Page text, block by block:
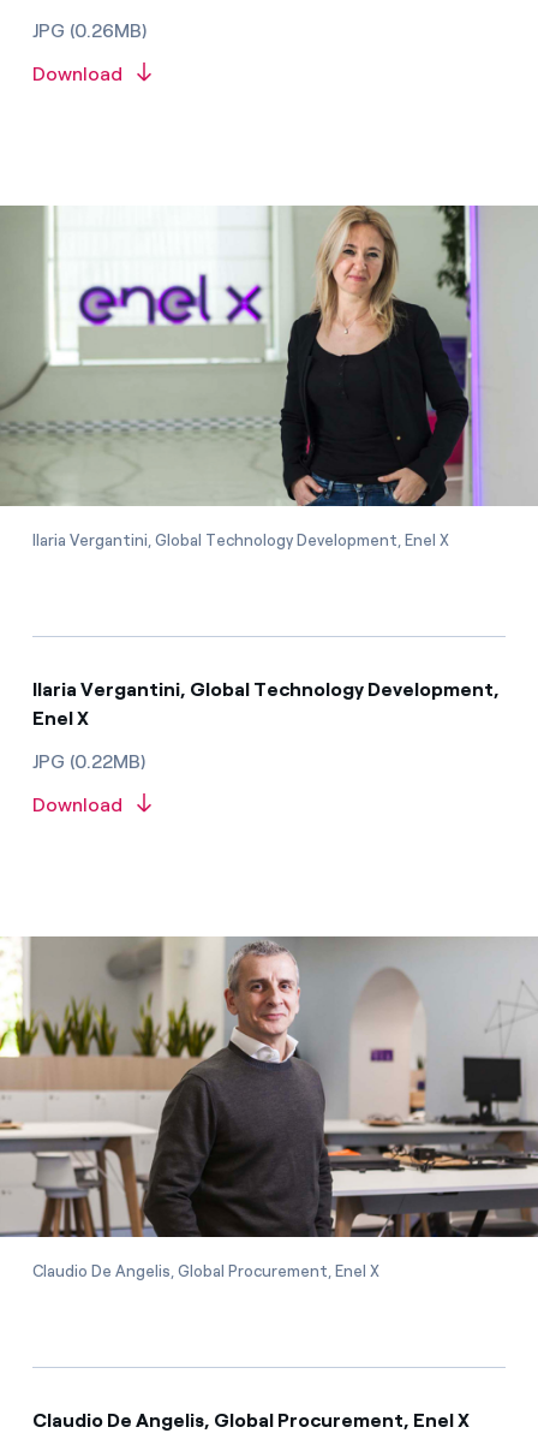
JPG (0.26MB)
Download
Ilaria Vergantini, Global Technology Development, Enel X
Ilaria Vergantini, Global Technology Development,
Enel X
JPG (0.22MB)
Download
Claudio De Angelis, Global Procurement, Enel X
Claudio De Angelis, Global Procurement, Enel X